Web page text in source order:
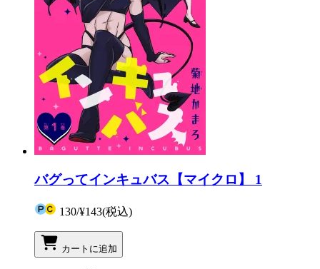
バグってインキュバス【マイクロ】 1
130/¥143(税込)
カートに追加